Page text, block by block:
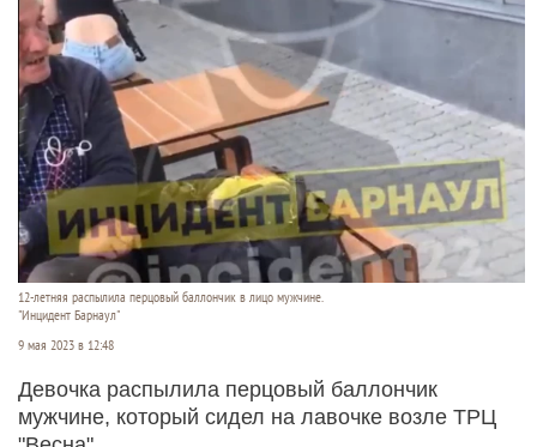
12-летняя распылила перцовый баллончик в лицо мужчине.
"Инцидент Барнаул"
9 мая 2023 в 12:48
Девочка распылила перцовый баллончик
мужчине, который сидел на лавочке возле ТРЦ